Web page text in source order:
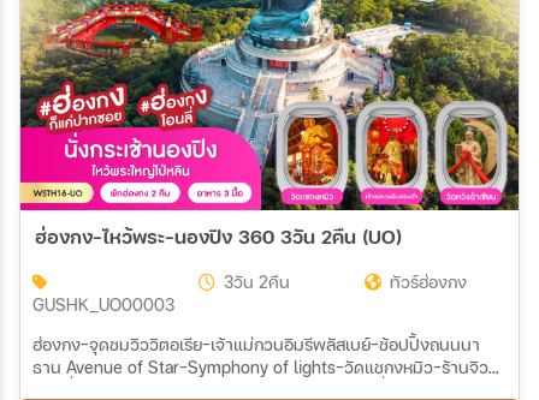
ฮ่องกง-ไหว้พระ-นองปิง 360 3วัน 2คืน (UO)
GUSHK_UO00003
3วัน 2คืน ทัวร์ฮ่องกง
ฮ่องกง-จุดชมวิววิตอเรีย-เจ้าแม่กวนอิมรีพลัสเบย์-ช้อปปิ้งถนนนา
ธาน Avenue of Star-Symphony of lights-วัดแชกงหมิว-ร้านจิว